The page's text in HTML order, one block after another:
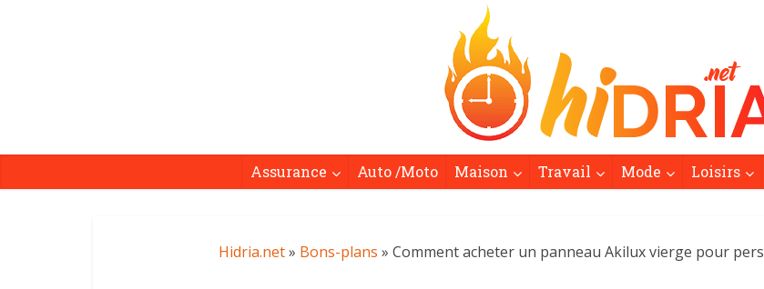
Assurance Auto /Moto Maison Travail Mode Loisirs
Hidria.net» Bons-plans » Comment acheter un panneau Akilux vierge pour